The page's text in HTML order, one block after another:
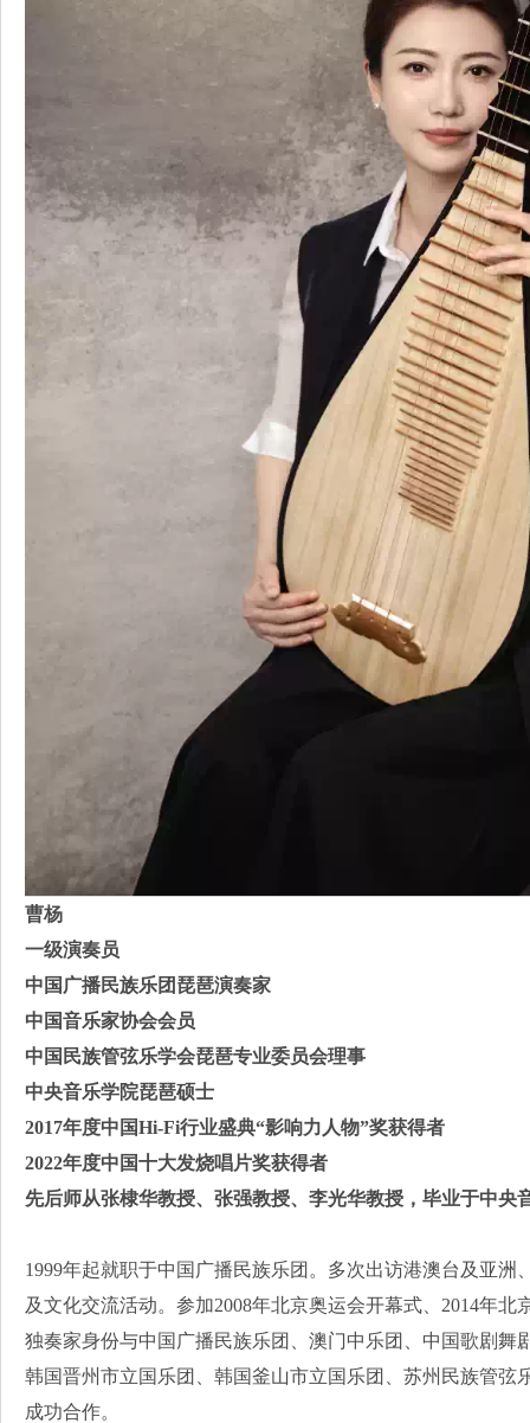
曹杨
一级演奏员
中国广播民族乐团琵琶演奏家
中国音乐家协会会员
中国民族管弦乐学会琵琶专业委员会理事
中央音乐学院琵琶硕士
2017年度中国Hi-Fi行业盛典“影响力人物”奖获得者
2022年度中国十大发烧唱片奖获得者
先后师从张棣华教授、张强教授、李光华教授，毕业于中央
1999年起就职于中国广播民族乐团。多次出访港澳台及亚
及文化交流活动。参加2008年北京奥运会开幕式、2014年
独奏家身份与中国广播民族乐团、澳门中乐团、中国歌剧舞
韩国晋州市立国乐团、韩国釜山市立国乐团、苏州民族管弦
成功合作。